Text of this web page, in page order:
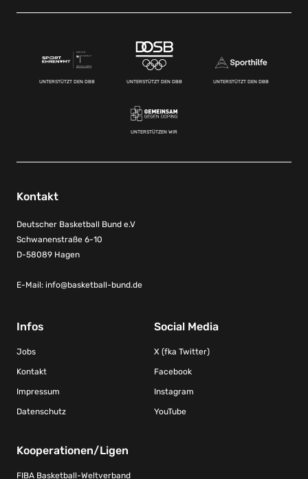
UNTERSTÜTZT DEN DBB UNTERSTÜTZT DEN DBB UNTERSTÜTZT DEN DBB
UNTERSTÜTZEN WIR
Kontakt
Deutscher Basketball Bund e.V
Schwanenstraße 6-10
D-58089 Hagen
E-Mail: info@basketball-bund.de
Infos
Jobs
Kontakt
Impressum
Datenschutz
Social Media
X (fka Twitter)
Facebook
Instagram
YouTube
Kooperationen/Ligen
FIBA Basketball-Weltverband